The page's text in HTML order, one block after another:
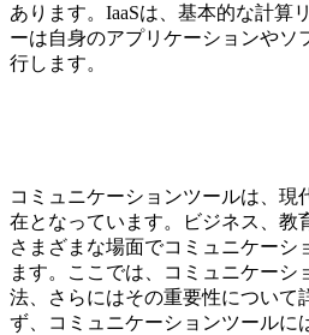
あります。IaaSは、基本的な計算
ーは自身のアプリケーションやソ
行します。
コミュニケーションツールは、現
在となっています。ビジネス、教
さまざまな場面でコミュニケーシ
ます。ここでは、コミュニケーシ
法、さらにはその重要性について
ず、コミュニケーションツールに